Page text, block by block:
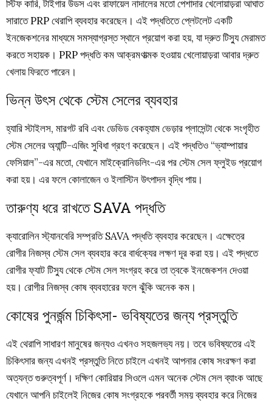
স্টিফ কারি, টাইগার উডস এবং রাফায়েল নাদালের মতো পেশাদার খেলোয়াড়রা আঘাত
সারাতে PRP থেরাপি ব্যবহার করেছেন। এই পদ্ধতিতে প্লেটলেট একটি
ইনজেকশনের মাধ্যমে সমস্যাগ্রস্ত স্থানে প্রয়োগ করা হয়, যা দ্রুত টিস্যু মেরামত
করতে সহায়ক। PRP পদ্ধতি কম আক্রমণাত্মক হওয়ায় খেলোয়াড়রা আবার দ্রুত
খেলায় ফিরতে পারেন।
ভিন্ন উৎস থেকে স্টেম সেলের ব্যবহার
হ্যারি স্টাইলস, মারগট রবি এবং ডেভিড বেকহ্যাম ভেড়ার প্লাসেন্টা থেকে সংগৃহীত
স্টেম সেলের অ্যান্টি-এজিং সুবিধা গ্রহণ করেছেন। এই পদ্ধতিও “ভ্যাম্পায়ার
ফেসিয়াল”-এর মতো, যেখানে মাইক্রোনিডলিং-এর পর স্টেম সেল ফ্লুইড প্রয়োগ
করা হয়। এর ফলে কোলাজেন ও ইলাস্টিন উৎপাদন বৃদ্ধি পায়।
তারুণ্য ধরে রাখতে SAVA পদ্ধতি
ক্যারোলিন স্ট্যানবেরি সম্প্রতি SAVA পদ্ধতি ব্যবহার করেছেন। এক্ষেত্রে
রোগীর নিজস্ব স্টেম সেল ব্যবহার করে বার্ধক্যের লক্ষণ দূর করা হয়। এই পদ্ধতে
রোগীর ফ্যাট টিস্যু থেকে স্টেম সেল সংগ্রহ করে তা ত্বকে ইনজেকশন দেওয়া
হয়। রোগীর নিজস্ব কোষ ব্যবহারের ফলে ঝুঁকি অনেক কম।
কোষের পুনর্জন্ম চিকিৎসা- ভবিষ্যতের জন্য প্রস্তুতি
এই থেরাপি সাধারণ মানুষের জন্যও এখনও সহজলভ্য নয়। তবে ভবিষ্যতের এই
চিকিৎসার জন্য এখনই প্রস্তুতি নিতে চাইলে এখনই আপনার কোষ সংরক্ষণ করা
অত্যন্ত গুরুত্বপূর্ণ। দক্ষিণ কোরিয়ার সিওলে এমন অনেক স্টেম সেল ব্যাংক আছে
যেখানে আপনি চাইলেই নিজের কোষ সংগ্রহকে পরবর্তী সময় ব্যবহার করে নিজের